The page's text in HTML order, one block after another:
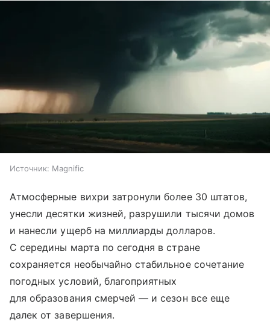
Источник: Magnific
Атмосферные вихри затронули более 30 штатов,
унесли десятки жизней, разрушили тысячи домов
и нанесли ущерб на миллиарды долларов.
С середины марта по сегодня в стране
сохраняется необычайно стабильное сочетание
погодных условий, благоприятных
для образования смерчей — и сезон все еще
далек от завершения.